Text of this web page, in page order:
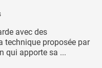
avec des
technique proposée par
qui apporte sa ...